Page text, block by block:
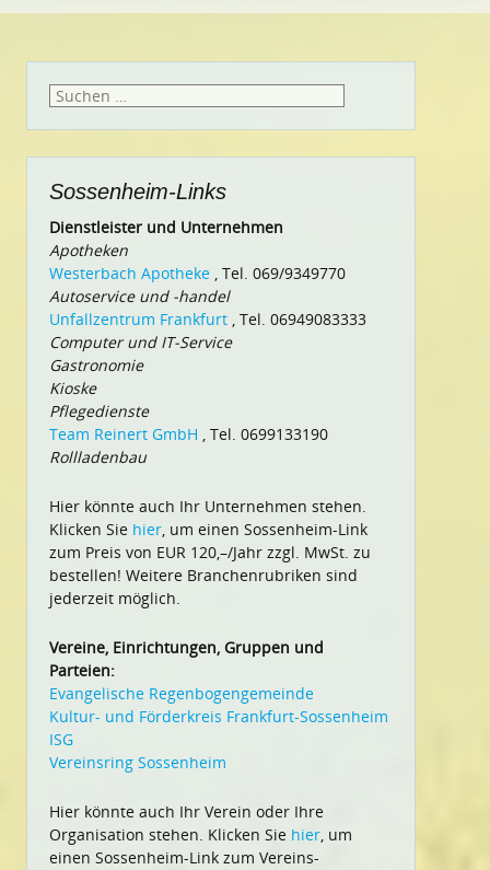
Suchen
Sossenheim-Links
Dienstleister und Unternehmen
Apotheken
Westerbach Apotheke , Tel. 069/9349770
Autoservice und -handel
Unfallzentrum Frankfurt , Tel. 06949083333
Computer und IT-Service
Gastronomie
Kioske
Pflegedienste
Team Reinert GmbH , Tel. 0699133190
Rollladenbau
Hier könnte auch Ihr Unternehmen stehen.
Klicken Sie hier, um einen Sossenheim-Link
zum Preis von EUR 120,–/Jahr zzgl. MwSt. zu
bestellen! Weitere Branchenrubriken sind
jederzeit möglich.
Vereine, Einrichtungen, Gruppen und
Parteien:
Evangelische Regenbogengemeinde
Kultur- und Förderkreis Frankfurt-Sossenheim
ISG
Vereinsring Sossenheim
Hier könnte auch Ihr Verein oder Ihre
Organisation stehen. Klicken Sie hier, um
einen Sossenheim-Link zum Vereins-